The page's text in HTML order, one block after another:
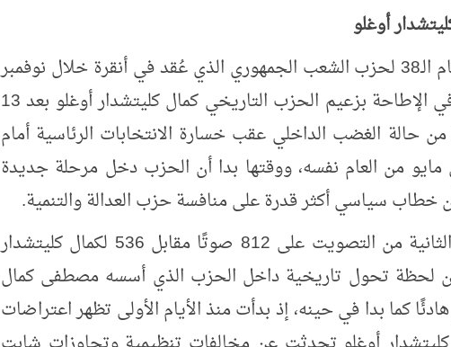
أوغلو
الـ38 لحزب الشعب الجمهوري الذي عُقد في أنقرة خلال نوفمبر
الإطاحة بزعيم الحزب التاريخي كمال كليتشدار أوغلو بعد13
حالة الغضب الداخلي عقب خسارة الانتخابات الرئاسية أمام
من العام نفسه، ووقتها بدا أن الحزب دخل مرحلة جديدة
خطاب سياسي أكثر قدرة على منافسة حزب العدالة والتنمية.
من التصويت على 812 صوتًا مقابل 536 لكمال كليتشدار
لحظة تحول تاريخية داخل الحزب الذي أسسه مصطفى كمال
كما بدا في حينه، إذ بدأت منذ الأيام الأولى تظهر اعتراضات